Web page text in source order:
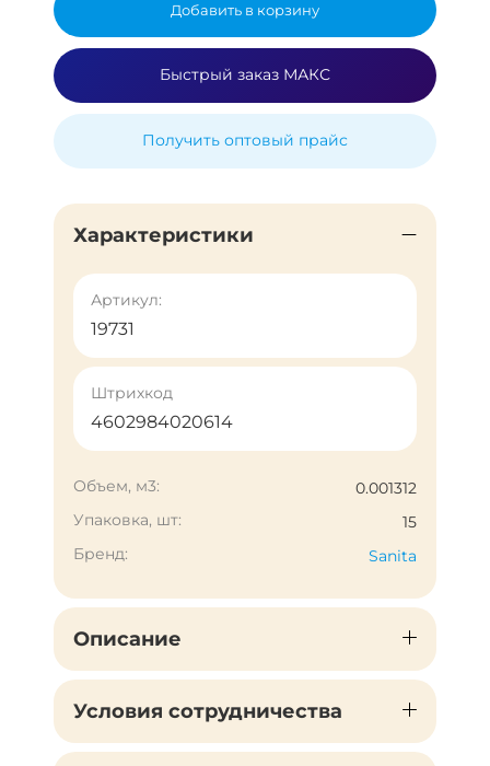
Добавить в корзину
Быстрый заказ МАКС
Получить оптовый прайс
Характеристики
Артикул:
19731
Штрихкод
4602984020614
Объем, м3:
0.001312
Упаковка, шт:
15
Бренд:
Sanita
Описание
Условия сотрудничества